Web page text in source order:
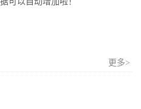
更多>